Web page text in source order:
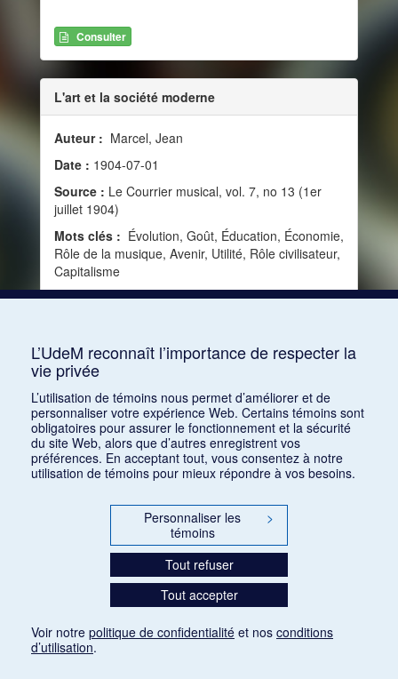
Consulter
L'art et la société moderne
Auteur : Marcel, Jean
Date : 1904-07-01
Source : Le Courrier musical, vol. 7, no 13 (1er
juillet 1904)
Mots clés : Évolution, Goût, Éducation, Économie,
Rôle de la musique, Avenir, Utilité, Rôle civilisateur,
Capitalisme
1 2 3 4 5 … 18
L’UdeM reconnaît l’importance de respecter la
vie privée
L’utilisation de témoins nous permet d’améliorer et de
personnaliser votre expérience Web. Certains témoins sont
obligatoires pour assurer le fonctionnement et la sécurité
du site Web, alors que d’autres enregistrent vos
préférences. En acceptant tout, vous consentez à notre
utilisation de témoins pour mieux répondre à vos besoins.
Personnaliser les
témoins
>
Tout refuser
Tout accepter
Voir notre politique de confidentialité et nos conditions
d’utilisation.